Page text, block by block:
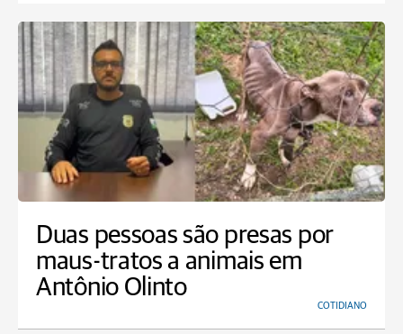
Duas pessoas são presas por
maus-tratos a animais em
Antônio Olinto
COTIDIANO